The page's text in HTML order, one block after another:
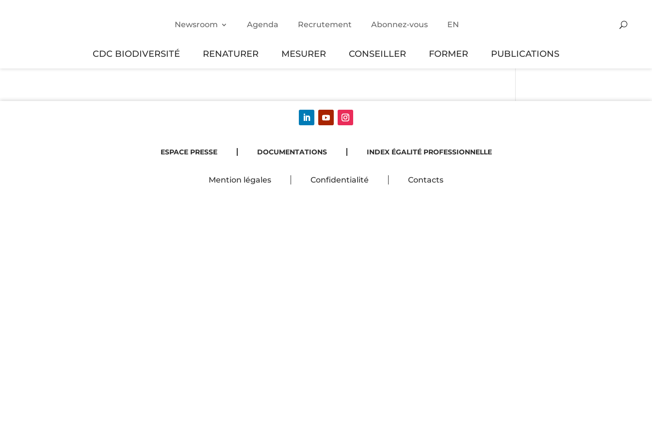
Newsroom Agenda Recrutement Abonnez-vous EN
CDC BIODIVERSITÉ RENATURER MESURER CONSEILLER FORMER PUBLICATIONS
ESPACE PRESSE DOCUMENTATIONS INDEX ÉGALITÉ PROFESSIONNELLE
Mention légales Confidentialité Contacts